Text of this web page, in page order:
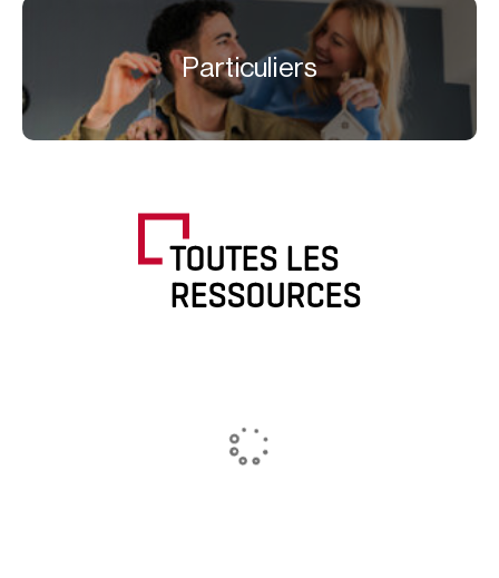
Particuliers
TOUTES LES
RESSOURCES